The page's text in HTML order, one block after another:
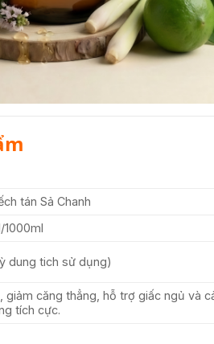
tán Sả Chanh
dung tich sử dụng)
giảm căng thẳng, hỗ trợ giấc ngủ và
tích cực.